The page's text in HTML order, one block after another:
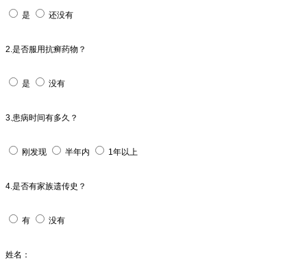
是 还没有
2.是否服用抗癣药物？
是 没有
3.患病时间有多久？
刚发现 半年内 1年以上
4.是否有家族遗传史？
有 没有
姓名：